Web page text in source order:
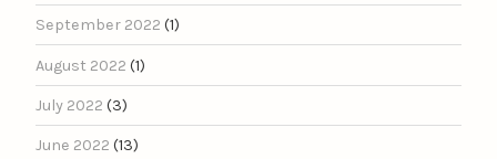
September 2022 (1)
August 2022 (1)
July 2022 (3)
June 2022 (13)